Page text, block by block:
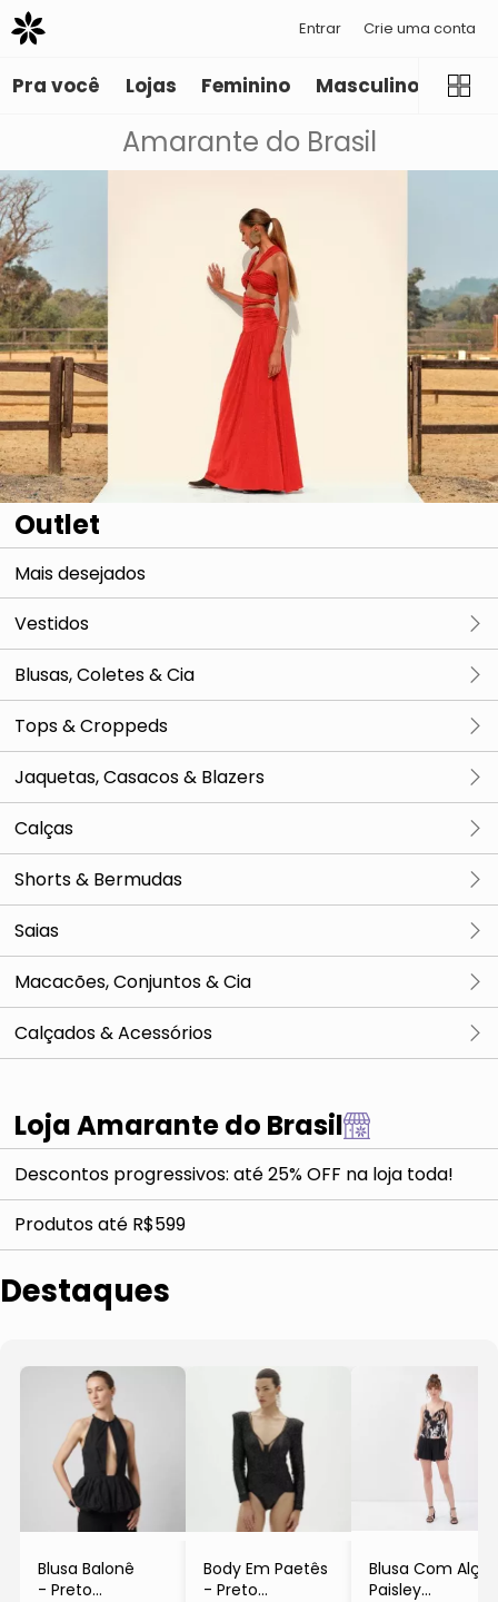
Entrar Crie uma conta
Pra você Lojas Feminino Masculino
Amarante do Brasil
Outlet
Mais desejados
Vestidos
Midis & Longos
Curtos
Blusas, Coletes & Cia
Midis & Longos
Curtos
Tops & Croppeds
Midis & Longos
Curtos
Jaquetas, Casacos & Blazers
Midis & Longos
Curtos
Calças
Midis & Longos
Curtos
Shorts & Bermudas
Midis & Longos
Curtos
Saias
Midis & Longos
Curtos
Macacões, Conjuntos & Cia
Midis & Longos
Calçados & Acessórios
Curtos
Sandálias & Cia
Botas & Cia
Loja Amarante do Brasil
Descontos progressivos: até 25% OFF na loja toda!
Produtos até R$599
Destaques
Blusa Balonê
- Preto
Body Em Paetês
- Preto
Blusa Com Alças
Paisley